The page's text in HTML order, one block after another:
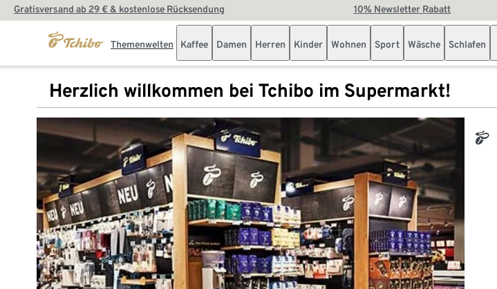
Gratisversand ab 29 € & kostenlose Rücksendung 10% Newsletter Rabatt
Themenwelten Kaffee Damen Herren Kinder Wohnen Sport Wäsche Schlafen
Herzlich willkommen bei Tchibo im Supermarkt!
tchibo_logo